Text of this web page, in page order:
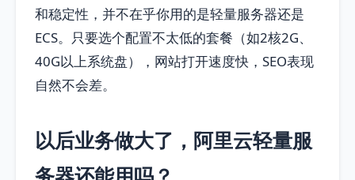
和稳定性，并不在乎你用的是轻量服务器还是
ECS。只要选个配置不太低的套餐（如2核2G、
40G以上系统盘），网站打开速度快，SEO表现
自然不会差。
以后业务做大了，阿里云轻量服